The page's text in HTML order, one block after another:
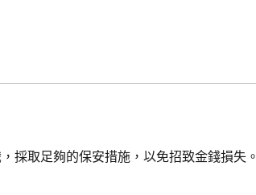
採取足夠的保安措施，以免招致金錢損失。